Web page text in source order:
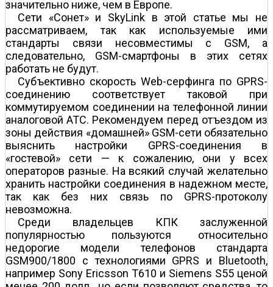
значительно ниже, чем в Европе.
Сети «Сонет» и SkyLink в этой статье мы не
рассматриваем, так как используемые ими
стандарты связи несовместимы с GSM, а
следовательно, GSM-смартфоны в этих сетях
работать не будут.
Субъективно скорость Web-серфинга по GPRS-
соединению соответствует таковой при
коммутируемом соединении на телефонной линии
аналоговой АТС. Рекомендуем перед отъездом из
зоны действия «домашней» GSM-сети обязательно
выяснить настройки GPRS-соединения в
«гостевой» сети — к сожалению, они у всех
операторов разные. На всякий случай желательно
хранить настройки соединения в надежном месте,
так как без них связь по GPRS-протоколу
невозможна.
Среди владельцев КПК заслуженной
популярностью пользуются относительно
недорогие модели телефонов стандарта
GSM900/1800 с технологиями GPRS и Bluetooth,
например Sony Ericsson T610 и Siemens S55 ценой